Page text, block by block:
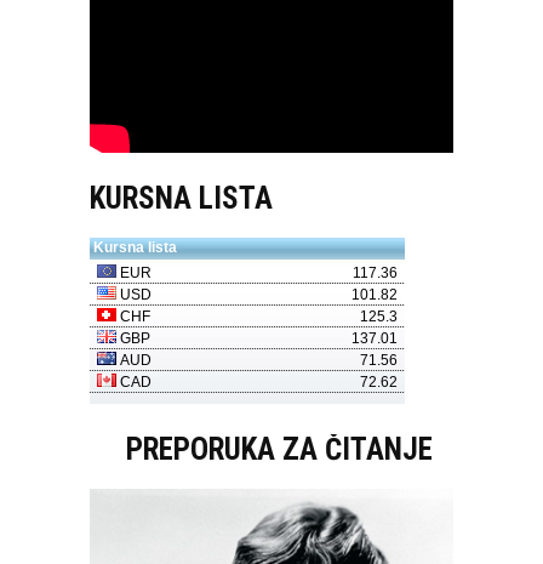
KURSNA LISTA
PREPORUKA ZA ČITANJE